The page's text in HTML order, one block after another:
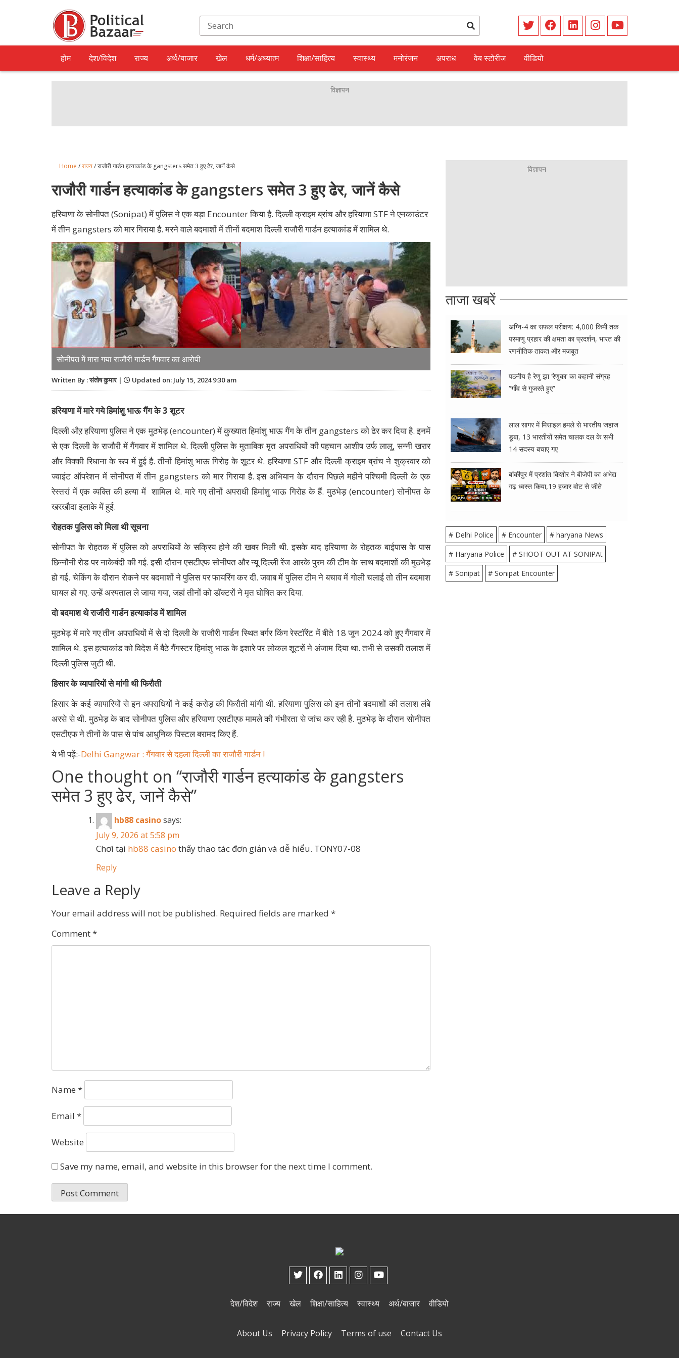
होम देश/विदेश राज्य अर्थ/बाजार खेल धर्म/अध्यात्म शिक्षा/साहित्य स्वास्थ्य मनोरंजन अपराध वेब स्टोरीज वीडियो
Home /राज्य/ राजौरी गार्डन हत्याकांड के gangsters समेत 3 हुए ढेर, जानें कैसे
राजौरी गार्डन हत्याकांड के gangsters समेत 3 हुए ढेर, जानें कैसे
हरियाणा के सोनीपत (Sonipat) में पुलिस ने एक बड़ा Encounter किया है. दिल्ली क्राइम ब्रांच और हरियाणा STF ने एनकाउंटर
में तीन gangsters को मार गिराया है. मरने वाले बदमाशों में तीनों बदमाश दिल्ली राजौरी गार्डन हत्याकांड में शामिल थे.
सोनीपत में मारा गया राजौरी गार्डन गैंगवार का आरोपी
Written By : संतोष कुमार | Updated on: July 15, 2024 9:30 am
हरियाणा में मारे गये हिमांशु भाऊ गैंग के 3 शूटर
दिल्ली औऱ हरियाणा पुलिस ने एक मुठभेड़ (encounter) में कुख्यात हिमांशु भाऊ गैंग के तीन gangsters को ढेर कर दिया है. इनमें
से एक दिल्ली के राजौरी में गैंगवार में शामिल थे. दिल्ली पुलिस के मुताबिक मृत अपराधियों की पहचान आशीष उर्फ ​​लालू, सन्नी खरार
और विक्की रिधाना के रूप में हुई है. तीनों हिमांशु भाऊ गिरोह के शूटर थे. हरियाणा STF और दिल्ली क्राइम ब्रांच ने शुक्रवार को
ज्वाइंट ऑपरेशन में सोनीपत में तीन gangsters को मार गिराया है. इस अभियान के दौरान पिछले महीने पश्चिमी दिल्ली के एक
रेस्तरां में एक व्यक्ति की हत्या में शामिल थे. मारे गए तीनों अपराधी हिमांशु भाऊ गिरोह के हैं. मुठभेड़ (encounter) सोनीपत के
खरखौदा इलाके में हुई.
रोहतक पुलिस को मिला थी सूचना
सोनीपत के रोहतक में पुलिस को अपराधियों के सक्रिय होने की खबर मिली थी. इसके बाद हरियाणा के रोहतक बाईपास के पास
छिन्नौनी रोड पर नाकेबंदी की गई. इसी दौरान एसटीएफ सोनीपत और न्यू दिल्ली रेंज आरके पुरम की टीम के साथ बदमाशों की मुठभेड़
हो गई. चेकिंग के दौरान रोकने पर बदमाशों ने पुलिस पर फायरिंग कर दी. जवाब में पुलिस टीम ने बचाव में गोली चलाई तो तीन बदमाश
घायल हो गए. उन्हें अस्पताल ले जाया गया, जहां तीनों को डॉक्टरों ने मृत घोषित कर दिया.
दो बदमाश थे राजौरी गार्डन हत्याकांड में शामिल
मुठभेड़ में मारे गए तीन अपराधियों में से दो दिल्ली के राजौरी गार्डन स्थित बर्गर किंग रेस्टॉरेंट में बीते 18 जून 2024 को हुए गैंगवार में
शामिल थे. इस हत्याकांड को विदेश में बैठे गैंगस्टर हिमांशु भाऊ के इशारे पर लोकल शूटरों ने अंजाम दिया था. तभी से उसकी तलाश में
दिल्ली पुलिस जुटी थी.
हिसार के व्यापारियों से मांगी थी फिरौती
हिसार के कई व्यापारियों से इन अपराधियों ने कई करोड़ की फिरौती मांगी थी. हरियाणा पुलिस को इन तीनों बदमाशों की तलाश लंबे
अरसे से थी. मुठभेड़ के बाद सोनीपत पुलिस और हरियाणा एसटीएफ मामले की गंभीरता से जांच कर रही है. मुठभेड़ के दौरान सोनीपत
एसटीएफ ने तीनों के पास से पांच आधुनिक पिस्टल बरामद किए हैं.
ये भी पढ़ें:-Delhi Gangwar : गैंगवार से दहला दिल्ली का राजौरी गार्डन !
One thought on “राजौरी गार्डन हत्याकांड के gangsters
समेत 3 हुए ढेर, जानें कैसे”
hb88 casinosays:
July 9, 2026 at 5:58 pm
Chơi tại hb88 casino thấy thao tác đơn giản và dễ hiểu. TONY07-08
Reply
Leave a Reply
Your email address will not be published. Required fields are marked *
Comment*
Name *
Email *
Website
Save my name, email, and website in this browser for the next time I comment.
ताजा खबरें
अग्नि-4 का सफल परीक्षण: 4,000 किमी तक
परमाणु प्रहार की क्षमता का प्रदर्शन, भारत की
रणनीतिक ताकत और मजबूत
पठनीय है रेणु झा ‘रेणुका’ का कहानी संग्रह
“गाँव से गुजरते हुए”
लाल सागर में मिसाइल हमले से भारतीय जहाज
डूबा, 13 भारतीयों समेत चालक दल के सभी
14 सदस्य बचाए गए
बांकीपुर में प्रशांत किशोर ने बीजेपी का अभेद्य
गढ़ ध्वस्त किया,19 हजार वोट से जीते
# Delhi Police # Encounter
# haryana News
# Haryana Police
# SHOOT OUT AT SONIPAt
# Sonipat
# Sonipat Encounter
देश/विदेश राज्य खेल शिक्षा/साहित्य स्वास्थ्य अर्थ/बाजार वीडियो
About Us Privacy Policy Terms of use Contact Us